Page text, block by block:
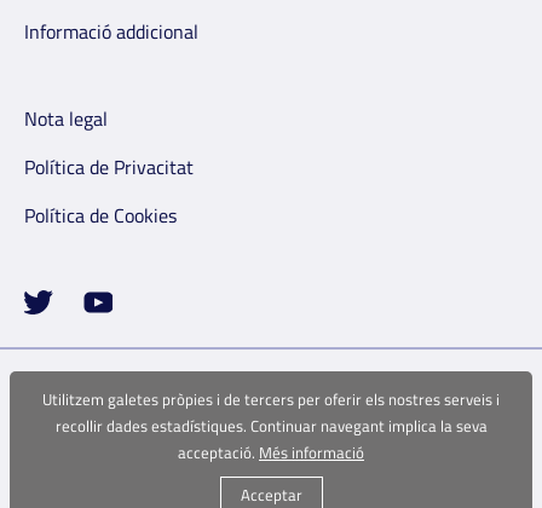
Utilitzem galetes pròpies i de tercers per oferir els nostres serveis i
recollir dades estadístiques. Continuar navegant implica la seva
acceptació. Més informació
Acceptar
Informació addicional
Nota legal
Política de Privacitat
Política de Cookies
L'estudi ha estat finançat pel Instituto de Salud Carlos III (Ministerio de
Ciencia e Innovación) / FEDER COV20/00711